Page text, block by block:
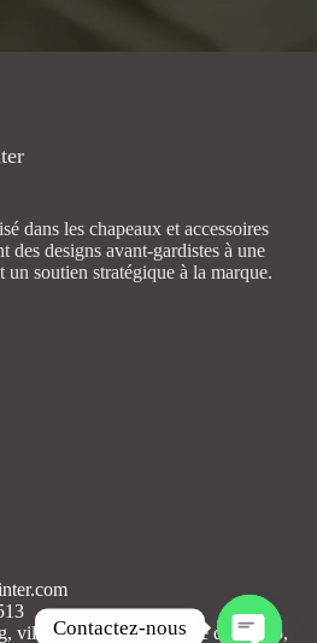
dans les chapeaux et accessoires
des designs avant-gardistes à une
soutien stratégique à la marque.
ville de Yuanzhou, comté de Boluo,
Contactez-nous